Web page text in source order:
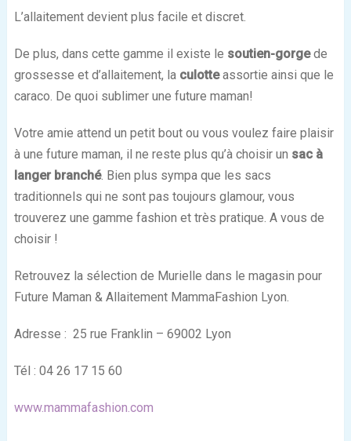
L’allaitement devient plus facile et discret.
De plus, dans cette gamme il existe le soutien-gorgede
grossesse et d’allaitement, la culotteassortie ainsi que le
caraco. De quoi sublimer une future maman!
Votre amie attend un petit bout ou vous voulez faire plaisir
à une future maman, il ne reste plus qu’à choisir un sac à
langer branché. Bien plus sympa que les sacs
traditionnels qui ne sont pas toujours glamour, vous
trouverez une gamme fashion et très pratique. A vous de
choisir !
Retrouvez la sélection de Murielle dans le magasin pour
Future Maman & Allaitement MammaFashion Lyon.
Adresse : 25 rue Franklin – 69002 Lyon
Tél : 04 26 17 15 60
www.mammafashion.com